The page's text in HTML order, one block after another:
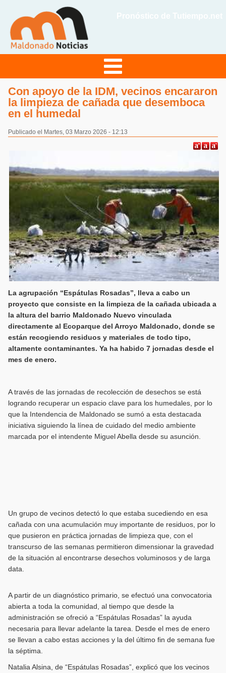
Con apoyo de la IDM, vecinos encararon
la limpieza de cañada que desemboca
en el humedal
Publicado el Martes, 03 Marzo 2026 - 12:13
La agrupación “Espátulas Rosadas”, lleva a cabo un
proyecto que consiste en la limpieza de la cañada ubicada a
la altura del barrio Maldonado Nuevo vinculada
directamente al Ecoparque del Arroyo Maldonado, donde se
están recogiendo residuos y materiales de todo tipo,
altamente contaminantes. Ya ha habido 7 jornadas desde el
mes de enero.
A través de las jornadas de recolección de desechos se está
logrando recuperar un espacio clave para los humedales, por lo
que la Intendencia de Maldonado se sumó a esta destacada
iniciativa siguiendo la línea de cuidado del medio ambiente
marcada por el intendente Miguel Abella desde su asunción.
Un grupo de vecinos detectó lo que estaba sucediendo en esa
cañada con una acumulación muy importante de residuos, por lo
que pusieron en práctica jornadas de limpieza que, con el
transcurso de las semanas permitieron dimensionar la gravedad
de la situación al encontrarse desechos voluminosos y de larga
data.
A partir de un diagnóstico primario, se efectuó una convocatoria
abierta a toda la comunidad, al tiempo que desde la
administración se ofreció a “Espátulas Rosadas” la ayuda
necesaria para llevar adelante la tarea. Desde el mes de enero
se llevan a cabo estas acciones y la del último fin de semana fue
la séptima.
Natalia Alsina, de “Espátulas Rosadas”, explicó que los vecinos